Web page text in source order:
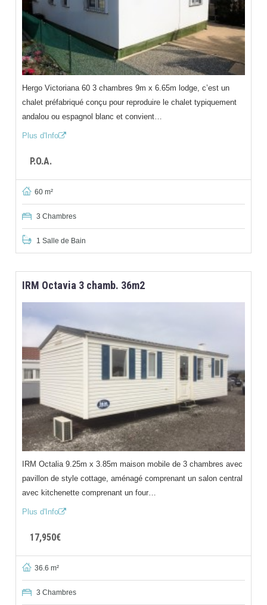
Hergo Victoriana 60 3 chambres 9m x 6.65m lodge, c’est un
chalet préfabriqué conçu pour reproduire le chalet typiquement
andalou ou espagnol blanc et convient…
Plus d'Info
P.O.A.
60 m²
3 Chambres
1 Salle de Bain
IRM Octavia 3 chamb. 36m2
IRM Octalia 9.25m x 3.85m maison mobile de 3 chambres avec
pavillon de style cottage, aménagé comprenant un salon central
avec kitchenette comprenant un four…
Plus d'Info
17,950€
36.6 m²
3 Chambres